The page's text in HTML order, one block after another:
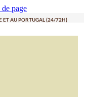
de page
ET AU PORTUGAL (24/72H)